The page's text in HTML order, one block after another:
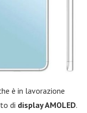
è in lavorazione
di display AMOLED.